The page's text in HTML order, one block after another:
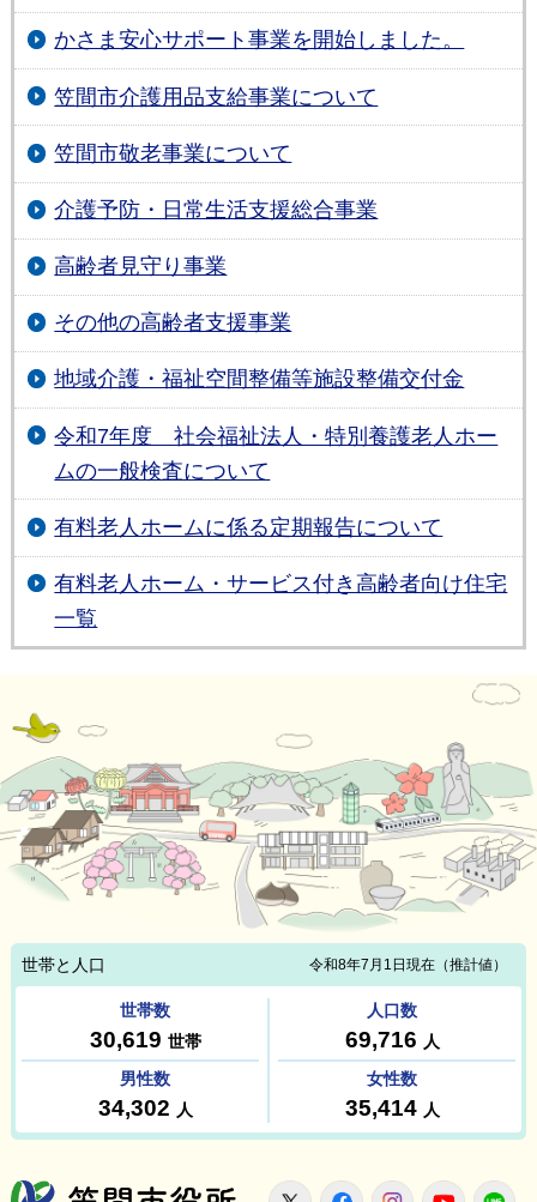
かさま安心サポート事業を開始しました。
笠間市介護用品支給事業について
笠間市敬老事業について
介護予防・日常生活支援総合事業
高齢者見守り事業
その他の高齢者支援事業
地域介護・福祉空間整備等施設整備交付金
令和7年度 社会福祉法人・特別養護老人ホー
ムの一般検査について
有料老人ホームに係る定期報告について
有料老人ホーム・サービス付き高齢者向け住宅
一覧